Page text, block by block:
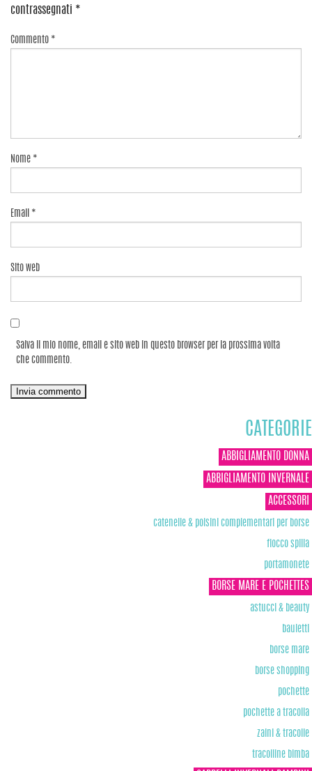
contrassegnati *
Commento *
Nome *
Email *
Sito web
Salva il mio nome, email e sito web in questo browser per la prossima volta
che commento.
CATEGORIE
ABBIGLIAMENTO DONNA
ABBIGLIAMENTO INVERNALE
ACCESSORI
catenelle & polsini complementari per borse
fiocco spilla
portamonete
BORSE MARE E POCHETTES
astucci & beauty
bauletti
borse mare
borse shopping
pochette
pochette a tracolla
zaini & tracolle
tracolline bimba